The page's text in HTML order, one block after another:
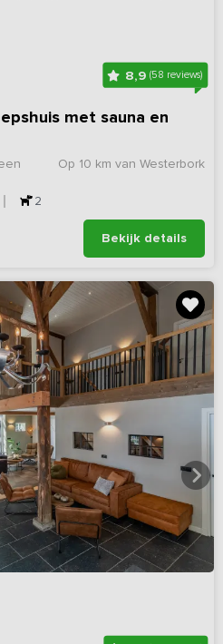
8,9 (58 reviews)
met sauna en
Op 10 km van Westerbork
2
Bekijk details